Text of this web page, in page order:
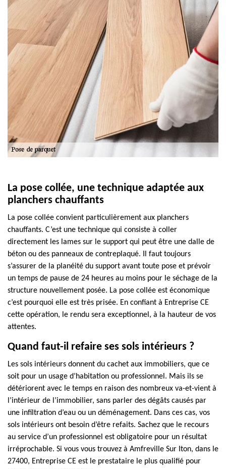
La pose collée, une technique adaptée aux
planchers chauffants
La pose collée convient particulièrement aux planchers
chauffants. C’est une technique qui consiste à coller
directement les lames sur le support qui peut être une dalle de
béton ou des panneaux de contreplaqué. Il faut toujours
s’assurer de la planéité du support avant toute pose et prévoir
un temps de pause de 24 heures au moins pour le séchage de la
structure nouvellement posée. La pose collée est économique
c’est pourquoi elle est très prisée. En confiant à Entreprise CE
cette opération, le rendu sera exceptionnel, à la hauteur de vos
attentes.
Quand faut-il refaire ses sols intérieurs ?
Les sols intérieurs donnent du cachet aux immobiliers, que ce
soit pour un usage d’habitation ou professionnel. Mais ils se
détériorent avec le temps en raison des nombreux va-et-vient à
l’intérieur de l’immobilier, sans parler des dégâts causés par
une infiltration d’eau ou un déménagement. Dans ces cas, vos
sols intérieurs ont besoin d’être refaits. Sachez que le recours
au service d’un professionnel est obligatoire pour un résultat
irréprochable. Si vous vous trouvez à Amfreville Sur Iton, dans le
27400, Entreprise CE est le prestataire le plus qualifié pour